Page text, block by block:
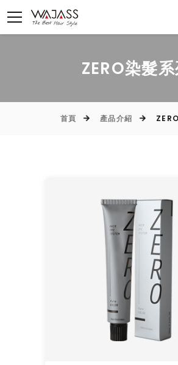
ZERO染髮
首頁 產品介紹